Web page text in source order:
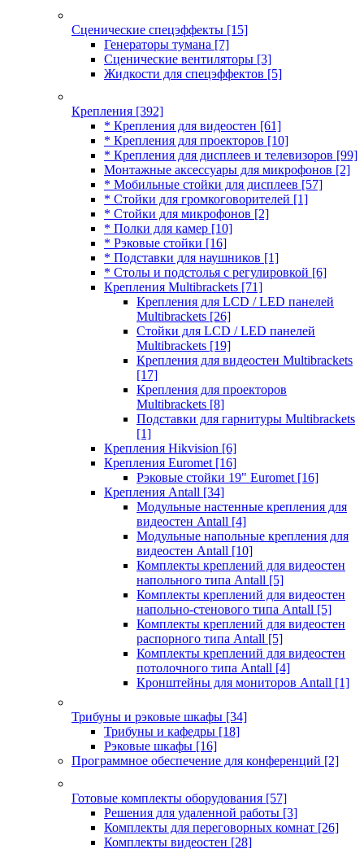
Сценические спецэффекты [15]
Генераторы тумана [7]
Сценические вентиляторы [3]
Жидкости для спецэффектов [5]
Крепления [392]
* Крепления для видеостен [61]
* Крепления для проекторов [10]
* Крепления для дисплеев и телевизоров [99]
Монтажные аксессуары для микрофонов [2]
* Мобильные стойки для дисплеев [57]
* Стойки для громкоговорителей [1]
* Стойки для микрофонов [2]
* Полки для камер [10]
* Рэковые стойки [16]
* Подставки для наушников [1]
* Столы и подстолья с регулировкой [6]
Крепления Multibrackets [71]
Крепления для LCD / LED панелей
Multibrackets [26]
Стойки для LCD / LED панелей
Multibrackets [19]
Крепления для видеостен Multibrackets
[17]
Крепления для проекторов
Multibrackets [8]
Подставки для гарнитуры Multibrackets
[1]
Крепления Hikvision [6]
Крепления Euromet [16]
Рэковые стойки 19" Euromet [16]
Крепления Antall [34]
Модульные настенные крепления для
видеостен Antall [4]
Модульные напольные крепления для
видеостен Antall [10]
Комплекты креплений для видеостен
напольного типа Antall [5]
Комплекты креплений для видеостен
напольно-стенового типа Antall [5]
Комплекты креплений для видеостен
распорного типа Antall [5]
Комплекты креплений для видеостен
потолочного типа Antall [4]
Кронштейны для мониторов Antall [1]
Трибуны и рэковые шкафы [34]
Трибуны и кафедры [18]
Рэковые шкафы [16]
Программное обеспечение для конференций [2]
Готовые комплекты оборудования [57]
Решения для удаленной работы [3]
Комплекты для переговорных комнат [26]
Комплекты видеостен [28]